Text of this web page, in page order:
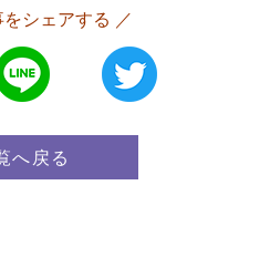
シェアする ／
へ戻る